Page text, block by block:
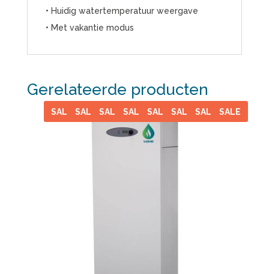
• Huidig watertemperatuur weergave
• Met vakantie modus
Gerelateerde producten
SALE SALE SALE SALE SALE SALE SALE SALE